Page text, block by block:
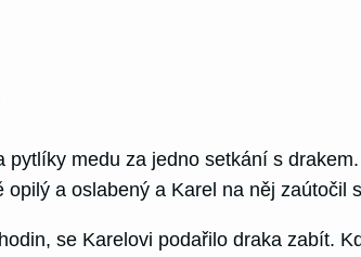
pytlíky medu za jedno setkání s
a oslabený a Karel na něj zaútočil
se Karelovi podařilo draka zabít.